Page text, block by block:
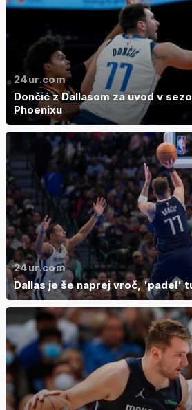
24ur.com
Dončić z Dallasom za uvod v
Phoenixu
24ur.com
Dallas je še naprej vroč, 'padel'